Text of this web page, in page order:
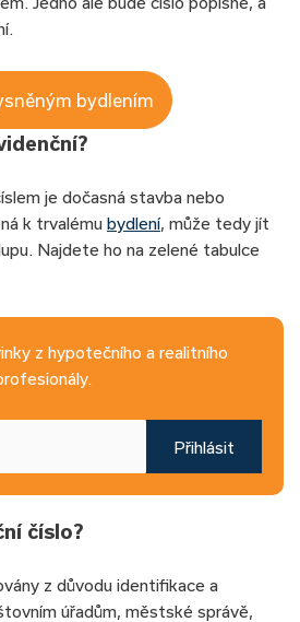
bydlením
je dočasná stavba nebo
k trvalému bydlení, může tedy jít
Najdete ho na zelené tabulce
z hypotečního a realitního
Přihlásit
číslo?
z důvodu identifikace a
úřadům, městské správě,